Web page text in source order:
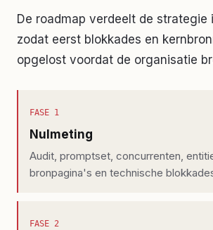
De roadmap verdeelt de strategie
zodat eerst blokkades en
opgelost voordat de organisatie
FASE 1
Nulmeting
Audit, promptset, concurrenten,
bronpagina's en technische
FASE 2